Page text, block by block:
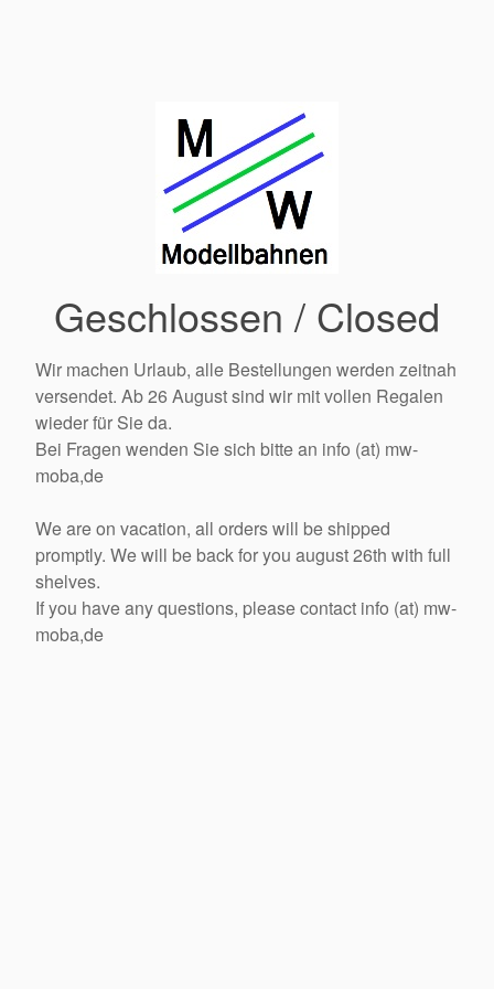
Geschlossen / Closed
Wir machen Urlaub, alle Bestellungen werden zeitnah
versendet. Ab 26 August sind wir mit vollen Regalen
wieder für Sie da.
Bei Fragen wenden Sie sich bitte an info (at) mw-
moba,de
We are on vacation, all orders will be shipped
promptly. We will be back for you august 26th with full
shelves.
If you have any questions, please contact info (at) mw-
moba,de